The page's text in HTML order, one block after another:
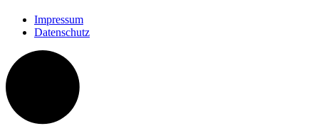
Impressum
Datenschutz